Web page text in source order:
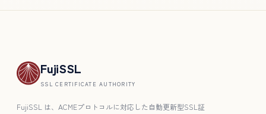
FujiSSL
SSL CERTIFICATE AUTHORITY
FujiSSL は、ACMEプロトコルに対応した自動更新型SSL証